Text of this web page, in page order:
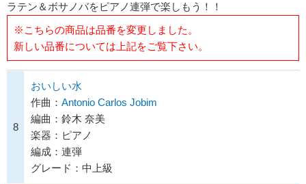
ラテン＆ボサノバをピアノ連弾で楽しもう！！
※こちらの商品は品番を変更しました。
新しい品番については上記をご覧下さい。
8
おいしい水
作曲： Antonio Carlos Jobim
編曲：鈴木 奈美
楽器：ピアノ
編成：連弾
グレード：中上級